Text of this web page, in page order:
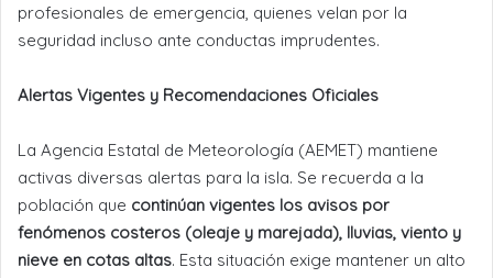
profesionales de emergencia, quienes velan por la
seguridad incluso ante conductas imprudentes.
Alertas Vigentes y Recomendaciones Oficiales
La Agencia Estatal de Meteorología (AEMET) mantiene
activas diversas alertas para la isla. Se recuerda a la
población que continúan vigentes los avisos por
fenómenos costeros (oleaje y marejada), lluvias, viento y
nieve en cotas altas. Esta situación exige mantener un alto